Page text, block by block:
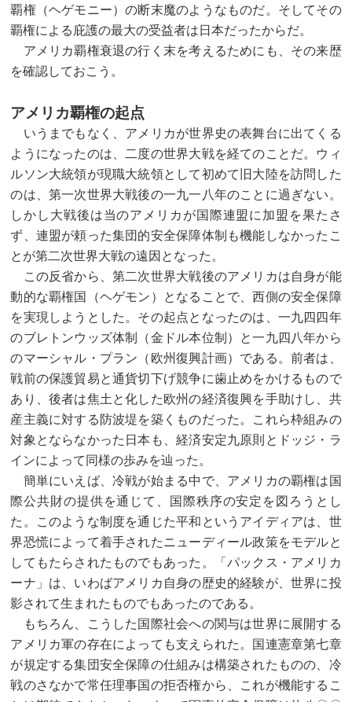
覇権（ヘゲモニー）の断末魔のようなものだ。そしてその
覇権による庇護の最大の受益者は日本だったからだ。
アメリカ覇権衰退の行く末を考えるためにも、その来歴
を確認しておこう。
アメリカ覇権の起点
いうまでもなく、アメリカが世界史の表舞台に出てくる
ようになったのは、二度の世界大戦を経てのことだ。ウィ
ルソン大統領が現職大統領として初めて旧大陸を訪問した
のは、第一次世界大戦後の一九一八年のことに過ぎない。
しかし大戦後は当のアメリカが国際連盟に加盟を果たさ
ず、連盟が頼った集団的安全保障体制も機能しなかったこ
とが第二次世界大戦の遠因となった。
この反省から、第二次世界大戦後のアメリカは自身が能
動的な覇権国（ヘゲモン）となることで、西側の安全保障
を実現しようとした。その起点となったのは、一九四四年
のブレトンウッズ体制（金ドル本位制）と一九四八年から
のマーシャル・プラン（欧州復興計画）である。前者は、
戦前の保護貿易と通貨切下げ競争に歯止めをかけるもので
あり、後者は焦土と化した欧州の経済復興を手助けし、共
産主義に対する防波堤を築くものだった。これら枠組みの
対象とならなかった日本も、経済安定九原則とドッジ・ラ
インによって同様の歩みを辿った。
簡単にいえば、冷戦が始まる中で、アメリカの覇権は国
際公共財の提供を通じて、国際秩序の安定を図ろうとし
た。このような制度を通じた平和というアイディアは、世
界恐慌によって着手されたニューディール政策をモデルと
してもたらされたものでもあった。「パックス・アメリカ
ーナ」は、いわばアメリカ自身の歴史的経験が、世界に投
影されて生まれたものでもあったのである。
もちろん、こうした国際社会への関与は世界に展開する
アメリカ軍の存在によっても支えられた。国連憲章第七章
が規定する集団安全保障の仕組みは構築されたものの、冷
戦のさなかで常任理事国の拒否権から、これが機能するこ